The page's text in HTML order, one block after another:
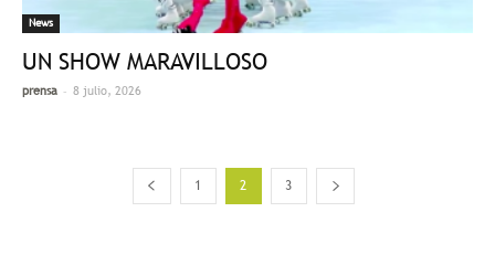
News
UN SHOW MARAVILLOSO
prensa - 8 julio, 2026
1 2 3